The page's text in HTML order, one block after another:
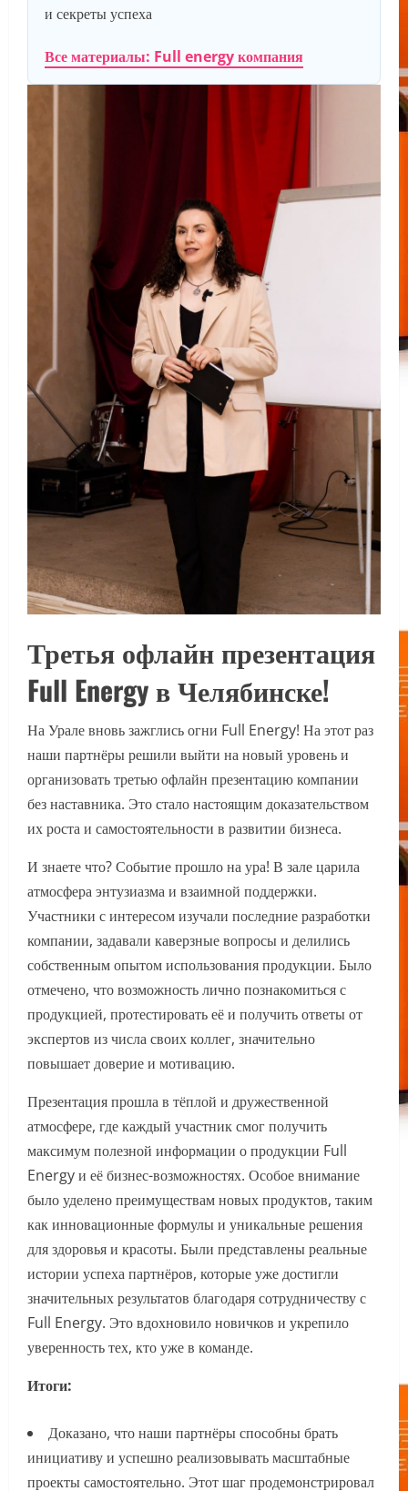
и секреты успеха
Все материалы: Full energy компания
Третья офлайн презентация
Full Energy в Челябинске!
На Урале вновь зажглись огни Full Energy! На этот раз
наши партнёры решили выйти на новый уровень и
организовать третью офлайн презентацию компании
без наставника. Это стало настоящим доказательством
их роста и самостоятельности в развитии бизнеса.
И знаете что? Событие прошло на ура! В зале царила
атмосфера энтузиазма и взаимной поддержки.
Участники с интересом изучали последние разработки
компании, задавали каверзные вопросы и делились
собственным опытом использования продукции. Было
отмечено, что возможность лично познакомиться с
продукцией, протестировать её и получить ответы от
экспертов из числа своих коллег, значительно
повышает доверие и мотивацию.
Презентация прошла в тёплой и дружественной
атмосфере, где каждый участник смог получить
максимум полезной информации о продукции Full
Energy и её бизнес-возможностях. Особое внимание
было уделено преимуществам новых продуктов, таким
как инновационные формулы и уникальные решения
для здоровья и красоты. Были представлены реальные
истории успеха партнёров, которые уже достигли
значительных результатов благодаря сотрудничеству с
Full Energy. Это вдохновило новичков и укрепило
уверенность тех, кто уже в команде.
Итоги:
Доказано, что наши партнёры способны брать
инициативу и успешно реализовывать масштабные
проекты самостоятельно. Этот шаг продемонстрировал